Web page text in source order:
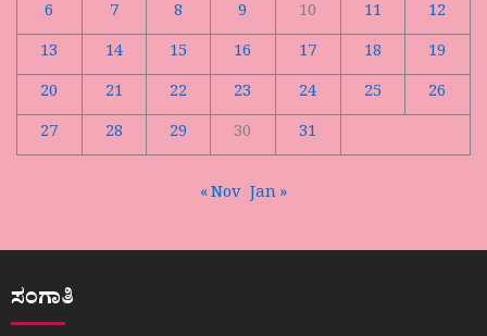
6
7 8 9 10 11
12
13
14 15 16 17 18
19
20
21 22 23 24 25
26
27
28 29 30 31
« Nov Jan »
ಸಂಗಾತಿ